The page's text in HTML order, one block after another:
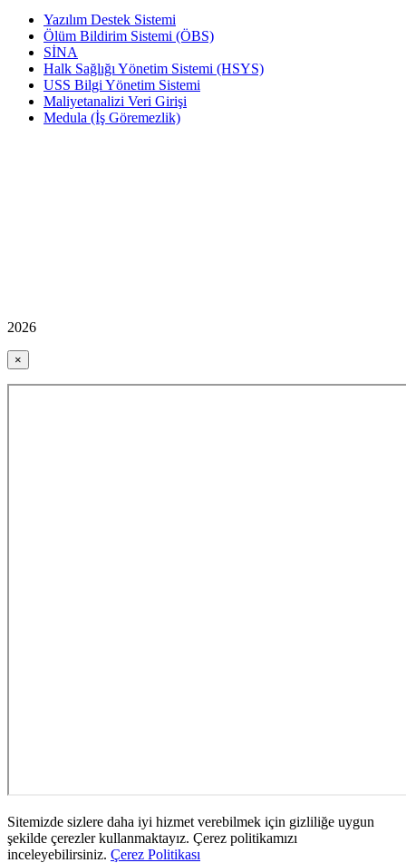
Yazılım Destek Sistemi
Ölüm Bildirim Sistemi (ÖBS)
SİNA
Halk Sağlığı Yönetim Sistemi (HSYS)
USS Bilgi Yönetim Sistemi
Maliyetanalizi Veri Girişi
Medula (İş Göremezlik)
2026
×
Sitemizde sizlere daha iyi hizmet verebilmek için gizliliğe uygun
şekilde çerezler kullanmaktayız. Çerez politikamızı
inceleyebilirsiniz. Çerez Politikası